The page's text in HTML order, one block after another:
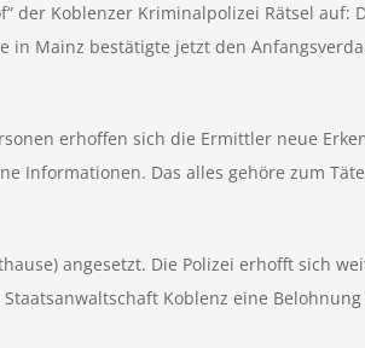
der Koblenzer Kriminalpolizei Rätsel auf:
in Mainz bestätigte jetzt den
erhoffen sich die Ermittler neue
Informationen. Das alles gehöre zum
angesetzt. Die Polizei erhofft sich
Koblenz eine Belohnung